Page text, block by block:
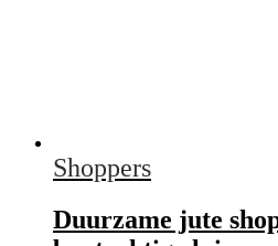
Shoppers
Duurzame jute